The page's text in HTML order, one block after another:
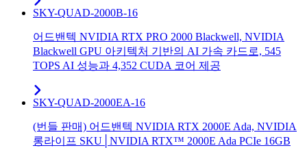
SKY-QUAD-2000B-16
어드밴텍 NVIDIA RTX PRO 2000 Blackwell, NVIDIA
Blackwell GPU 아키텍처 기반의 AI 가속 카드로, 545
TOPS AI 성능과 4,352 CUDA 코어 제공
SKY-QUAD-2000EA-16
(번들 판매) 어드밴텍 NVIDIA RTX 2000E Ada, NVIDIA
롱라이프 SKU│NVIDIA RTX™ 2000E Ada PCIe 16GB